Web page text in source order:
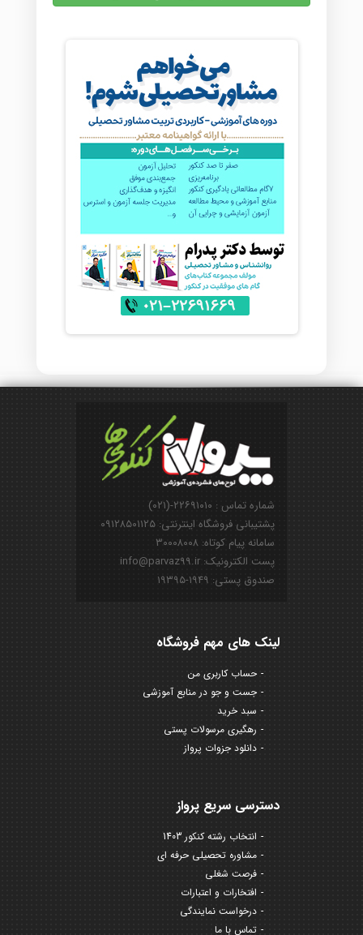
شماره تماس : ۲۲۶۹۱۰۱۰-(۰۲۱)
پشتیبانی فروشگاه اینترنتی: ۰۹۱۲۸۵۰۱۱۲۵
سامانه پیام کوتاه: ۳۰۰۰۸۰۰۸
پست الکترونیک: info@parvaz99.ir
صندوق پستی: ۱۹۴۹-۱۹۳۹۵
لینک های مهم فروشگاه
حساب کاربری من
جست و جو در منابع آموزشی
سبد خرید
رهگیری مرسولات پستی
دانلود جزوات پرواز
دسترسی سریع پرواز
انتخاب رشته کنکور 1403
مشاوره تحصیلی حرفه ای
فرصت شغلی
افتخارات و اعتبارات
درخواست نمایندگی
تماس با ما